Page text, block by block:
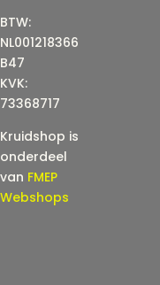
BTW:
NL001218366
B47
KVK:
73368717
Kruidshop is
onderdeel
van FMEP
Webshops